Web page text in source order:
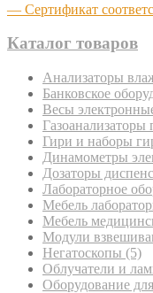
— Сертификат
Каталог товаров
Анализаторы
Банковское
Весы
Газоанализаторы
Гири и наборы
Динамометры
Дозаторы
Лабораторное
Мебель
Мебель
Модули
Негатоскопы (5)
Облучатели и
Оборудование